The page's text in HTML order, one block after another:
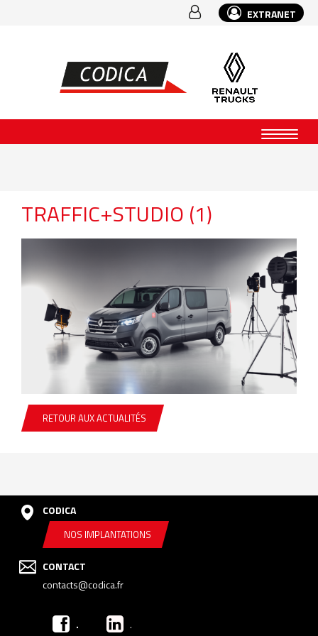
EXTRANET
TRAFFIC+STUDIO (1)
RETOUR AUX ACTUALITÉS
CODICA
NOS IMPLANTATIONS
CONTACT
contacts@codica.fr
. .